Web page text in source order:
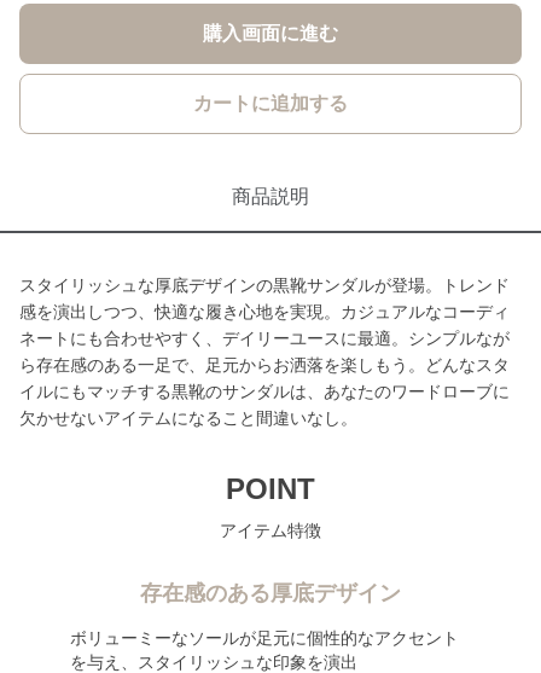
購入画面に進む
カートに追加する
商品説明
スタイリッシュな厚底デザインの黒靴サンダルが登場。トレンド
感を演出しつつ、快適な履き心地を実現。カジュアルなコーディ
ネートにも合わせやすく、デイリーユースに最適。シンプルなが
ら存在感のある一足で、足元からお洒落を楽しもう。どんなスタ
イルにもマッチする黒靴のサンダルは、あなたのワードローブに
欠かせないアイテムになること間違いなし。
POINT
アイテム特徴
存在感のある厚底デザイン
ボリューミーなソールが足元に個性的なアクセント
を与え、スタイリッシュな印象を演出